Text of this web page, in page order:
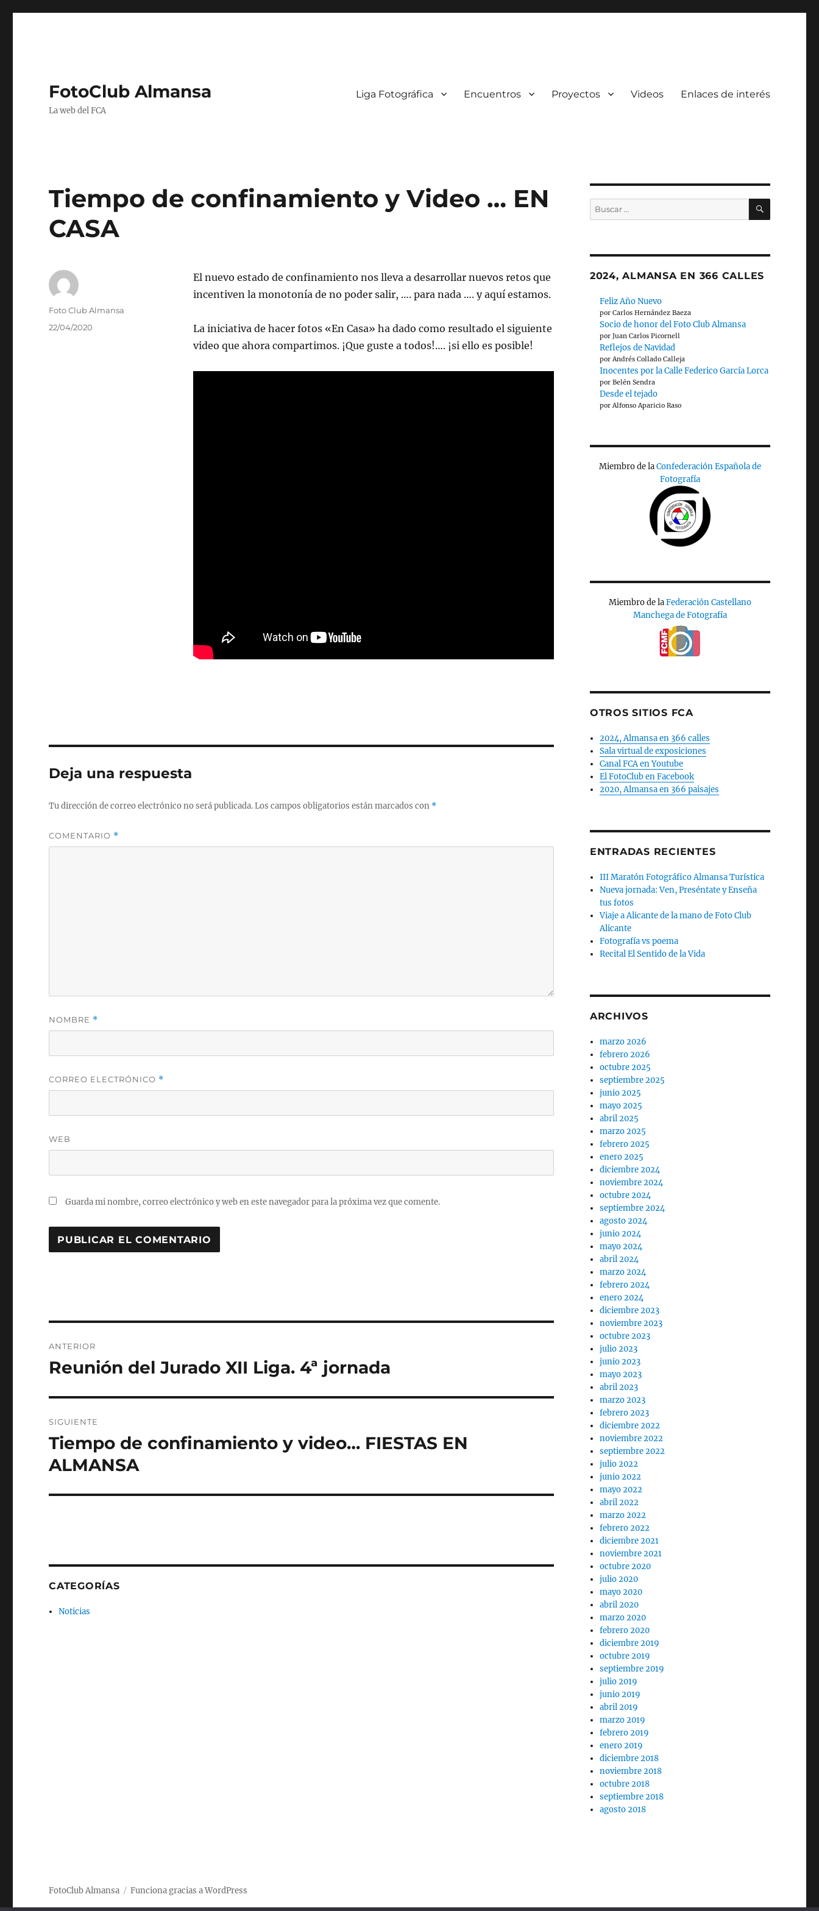
FotoClub Almansa
La web del FCA
Liga Fotográfica Encuentros Proyectos Videos Enlaces de interés
Tiempo de confinamiento y Video … EN
CASA
El nuevo estado de confinamiento nos lleva a desarrollar nuevos retos que
incentiven la monotonía de no poder salir, …. para nada …. y aquí estamos.
La iniciativa de hacer fotos «En Casa» ha dado como resultado el siguiente
video que ahora compartimos. ¡Que guste a todos!…. ¡si ello es posible!
Autor
Foto Club Almansa
Publicado
22/04/2020
Deja una respuesta
Tu dirección de correo electrónico no será publicada.Los campos obligatorios están marcados con *
COMENTARIO *
NOMBRE *
CORREO ELECTRÓNICO *
WEB
Guarda mi nombre, correo electrónico y web en este navegador para la próxima vez que comente.
de
ANTERIOR
Entrada
Reunión del Jurado XII Liga. 4ª jornada
SIGUIENTE
Entrada
siguiente:
Tiempo de confinamiento y video… FIESTAS EN
ALMANSA
CATEGORÍAS
Noticias
Buscar
por:
BUSCAR
2024, ALMANSA EN 366 CALLES
Feliz Año Nuevo
por Carlos Hernández Baeza
Socio de honor del Foto Club Almansa
por Juan Carlos Picornell
Reflejos de Navidad
por Andrés Collado Calleja
Inocentes por la Calle Federico García Lorca
por Belén Sendra
Desde el tejado
por Alfonso Aparicio Raso
Miembro de laConfederación Española de
Fotografía
Miembro de laFederación Castellano
Manchega de Fotografía
OTROS SITIOS FCA
2024, Almansa en 366 calles
Sala virtual de exposiciones
Canal FCA en Youtube
El FotoClub en Facebook
2020, Almansa en 366 paisajes
ENTRADAS RECIENTES
III Maratón Fotográfico Almansa Turística
Nueva jornada: Ven, Preséntate y Enseña
tus fotos
Viaje a Alicante de la mano de Foto Club
Alicante
Fotografía vs poema
Recital El Sentido de la Vida
ARCHIVOS
marzo 2026
febrero 2026
octubre 2025
septiembre 2025
junio 2025
mayo 2025
abril 2025
marzo 2025
febrero 2025
enero 2025
diciembre 2024
noviembre 2024
octubre 2024
septiembre 2024
agosto 2024
junio 2024
mayo 2024
abril 2024
marzo 2024
febrero 2024
enero 2024
diciembre 2023
noviembre 2023
octubre 2023
julio 2023
junio 2023
mayo 2023
abril 2023
marzo 2023
febrero 2023
diciembre 2022
noviembre 2022
septiembre 2022
julio 2022
junio 2022
mayo 2022
abril 2022
marzo 2022
febrero 2022
diciembre 2021
noviembre 2021
octubre 2020
julio 2020
mayo 2020
abril 2020
marzo 2020
febrero 2020
diciembre 2019
octubre 2019
septiembre 2019
julio 2019
junio 2019
abril 2019
marzo 2019
febrero 2019
enero 2019
diciembre 2018
noviembre 2018
octubre 2018
septiembre 2018
agosto 2018
FotoClub Almansa Funciona gracias a WordPress